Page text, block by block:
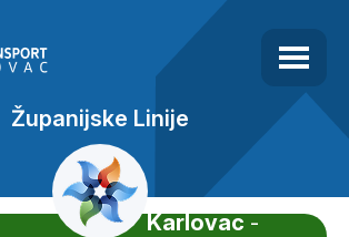
Županijske Linije
Karlovac-